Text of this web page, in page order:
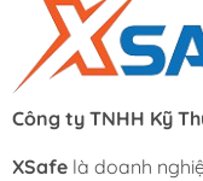
Công ty TNHH Kỹ
XSafe là doanh